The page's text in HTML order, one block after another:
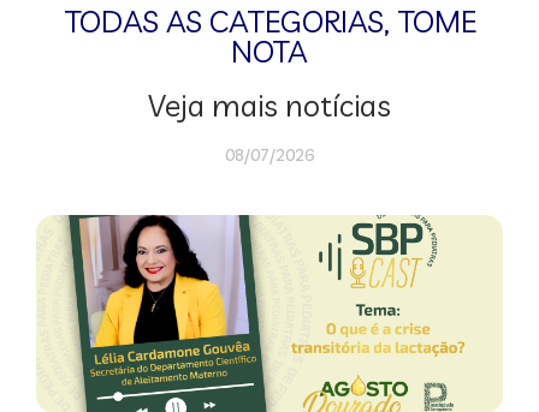
TODAS AS CATEGORIAS, TOME
NOTA
Veja mais notícias
08/07/2026